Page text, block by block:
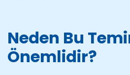
Neden Bu
Önemlidir?